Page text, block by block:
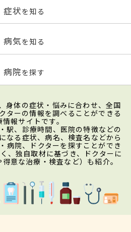
症状を知る
病気を知る
病院を探す
身体の症状・悩みに合わせ、全国
ターの情報を調べることができる
報サイトです。
駅、診療時間、医院の特徴などの
なる症状、病名、検査名などから
病院、ドクターを探すことができ
、独自取材に基づき、ドクターに
意な治療・検査など）も紹介。